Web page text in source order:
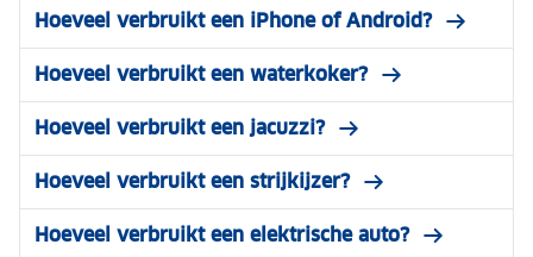
Hoeveel verbruikt een iPhone of Android?
Hoeveel verbruikt een waterkoker?
Hoeveel verbruikt een jacuzzi?
Hoeveel verbruikt een strijkijzer?
Hoeveel verbruikt een elektrische auto?